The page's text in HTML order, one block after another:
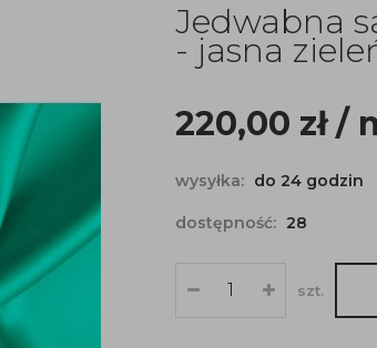
Jedwabna
- jasna
220,00 zł/
wysyłka: do 24 godzin
dostępność: 28
szt.